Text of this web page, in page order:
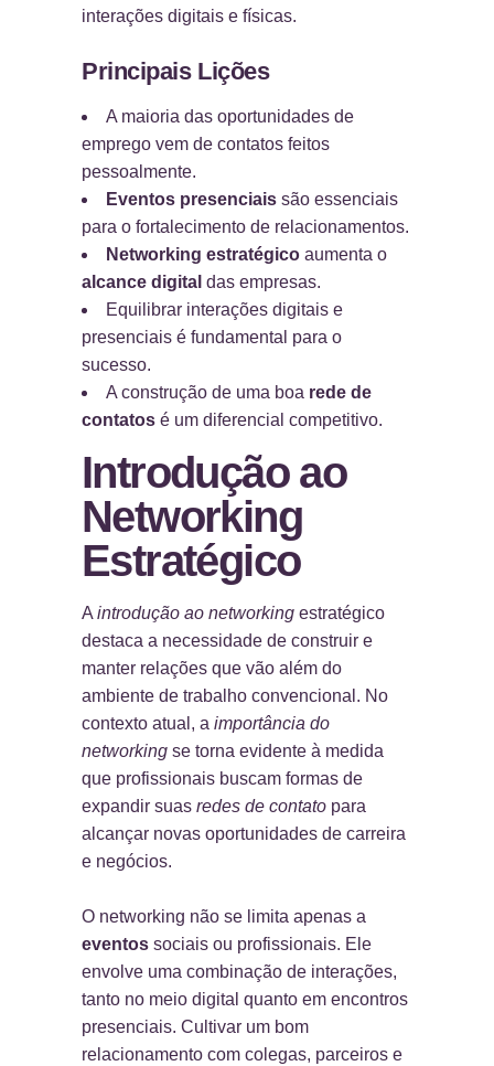
interações digitais e físicas.
Principais Lições
A maioria das oportunidades de
emprego vem de contatos feitos
pessoalmente.
Eventos presenciais são essenciais
para o fortalecimento de relacionamentos.
Networking estratégico aumenta o
alcance digital das empresas.
Equilibrar interações digitais e
presenciais é fundamental para o
sucesso.
A construção de uma boa rede de
contatos é um diferencial competitivo.
Introdução ao
Networking
Estratégico
A introdução ao networking estratégico
destaca a necessidade de construir e
manter relações que vão além do
ambiente de trabalho convencional. No
contexto atual, a importância do
networking se torna evidente à medida
que profissionais buscam formas de
expandir suas redes de contato para
alcançar novas oportunidades de carreira
e negócios.
O networking não se limita apenas a
eventos sociais ou profissionais. Ele
envolve uma combinação de interações,
tanto no meio digital quanto em encontros
presenciais. Cultivar um bom
relacionamento com colegas, parceiros e